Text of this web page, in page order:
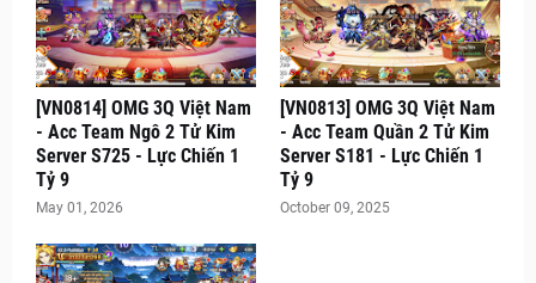
[VN0814] OMG 3Q Việt Nam
- Acc Team Ngô 2 Tử Kim
Server S725 - Lực Chiến 1
Tỷ 9
May 01, 2026
[VN0813] OMG 3Q Việt Nam
- Acc Team Quần 2 Tử Kim
Server S181 - Lực Chiến 1
Tỷ 9
October 09, 2025